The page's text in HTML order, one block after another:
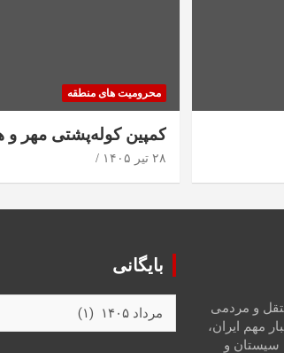
محرومیت های منطقه
کمپین کوله‌پشتی مهر و
۲۸ تیر ۱۴۰۵
و مردمی
مهم ایران،
سیستان و
بایگانی